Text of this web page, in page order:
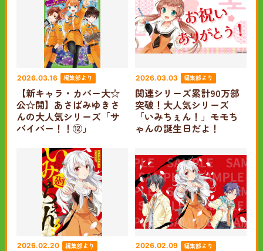
2026.03.16 編集部より
【新キャラ・カバー大☆
公☆開】あさばみゆきさ
んの大人気シリーズ「サ
バイバー！！⑫」
2026.03.03 編集部より
関連シリーズ累計90万部
突破！大人気シリーズ
「いみちぇん！」モモち
ゃんの誕生日だよ！
2026.02.20 編集部より 2026.02.09 編集部より